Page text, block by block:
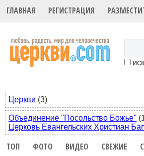
ГЛАВНАЯ РЕГИСТРАЦИЯ
Церкви (3)
Объединение "Посольство Божье"
Церковь Евангельских Христиан
ТОП ФОТО ВИДЕО СВЕЖИЕ